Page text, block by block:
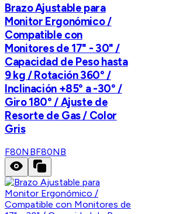
Brazo Ajustable para
Monitor Ergonómico /
Compatible con
Monitores de 17" - 30" /
Capacidad de Peso hasta
9 kg / Rotación 360° /
Inclinación +85° a -30° /
Giro 180° / Ajuste de
Resorte de Gas / Color
Gris
F80NBF80NB